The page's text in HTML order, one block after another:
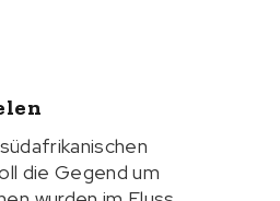
die Gegend um